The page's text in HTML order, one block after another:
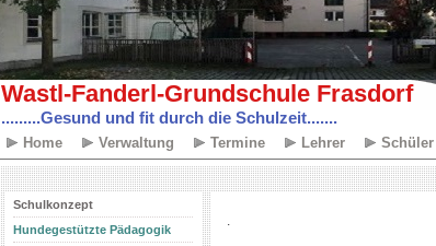
Wastl-Fanderl-Grundschule Frasdorf
.........Gesund und fit durch die Schulzeit.......
Home Verwaltung Termine Lehrer Schüler
Schulkonzept
Hundegestützte Pädagogik
.